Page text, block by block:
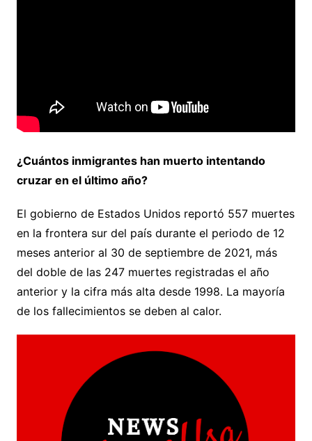
¿Cuántos inmigrantes han muerto intentando
cruzar en el último año?
El gobierno de Estados Unidos reportó 557 muertes
en la frontera sur del país durante el periodo de 12
meses anterior al 30 de septiembre de 2021, más
del doble de las 247 muertes registradas el año
anterior y la cifra más alta desde 1998. La mayoría
de los fallecimientos se deben al calor.